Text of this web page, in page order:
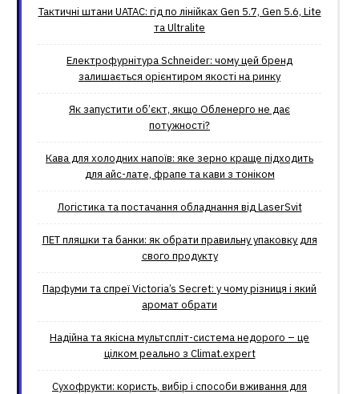
Тактичні штани UATAC: гід по лінійках Gen 5.7, Gen 5.6, Lite
та Ultralite
Електрофурнітура Schneider: чому цей бренд
залишається орієнтиром якості на ринку
Як запустити об’єкт, якщо Обленерго не дає
потужності?
Кава для холодних напоїв: яке зерно краще підходить
для айс-лате, фрапе та кави з тоніком
Логістика та постачання обладнання від LaserSvit
ПЕТ пляшки та банки: як обрати правильну упаковку для
свого продукту
Парфуми та спреї Victoria’s Secret: у чому різниця і який
аромат обрати
Надійна та якісна мультспліт-система недорого – це
цілком реально з Climat.еxpert
Сухофрукти: користь, вибір і способи вживання для